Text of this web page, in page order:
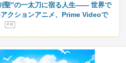
聖”の一太刀に宿る人生―― 世界で
クションアニメ、Prime Videoで
P R